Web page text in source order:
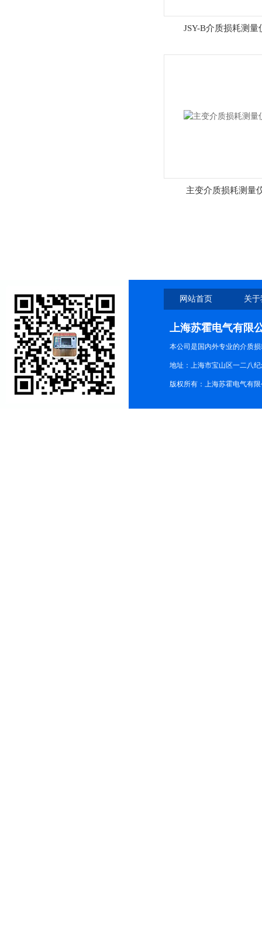
JSY-B介质损耗测量
主变介质损耗测量
网站首页 关
上海苏霍电气有限
本公司是国内外专业的介质
地址：上海市宝山区一二八纪
版权所有：上海苏霍电气有